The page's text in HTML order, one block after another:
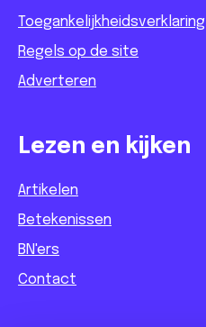
Toegankelijkheidsverklaring
Regels op de site
Adverteren
Lezen en kijken
Artikelen
Betekenissen
BN'ers
Contact